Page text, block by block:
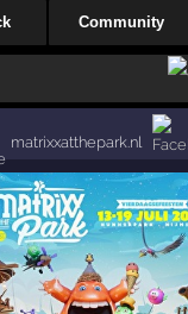
Community
matrixxatthepark.nl